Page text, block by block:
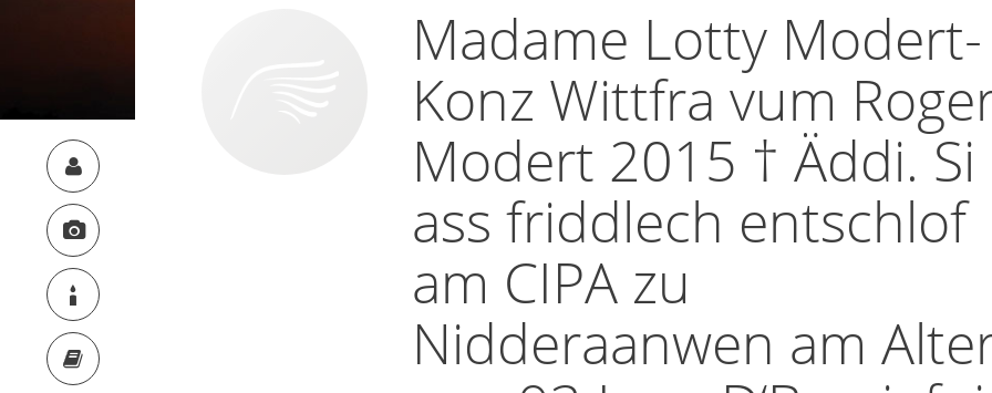
Madame Lotty Modert-
Konz Wittfra vum
Modert 2015 † Äddi. Si
ass friddlech entschlof
am CIPA zu
Nidderaanwen am